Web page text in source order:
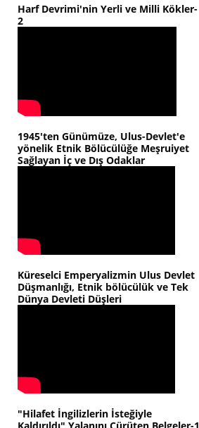
Harf Devrimi'nin Yerli ve Milli Kökler-
2
1945'ten Günümüze, Ulus-Devlet'e
yönelik Etnik Bölücülüğe Meşruiyet
Sağlayan İç ve Dış Odaklar
Küreselci Emperyalizmin Ulus Devlet
Düşmanlığı, Etnik bölücülük ve Tek
Dünya Devleti Düşleri
"Hilafet İngilizlerin İsteğiyle